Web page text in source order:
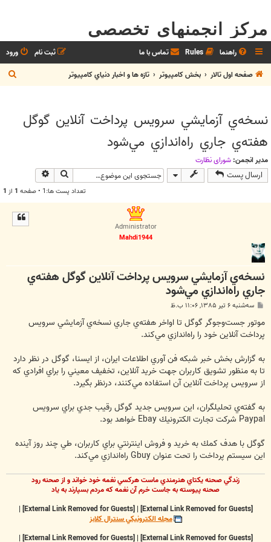
مرکز انجمنهای تخصصی
راهنما Rules تماس با ما ورود
ثبت نام
صفحه اول تالار
بخش كامپيوتر تازه ها و اخبار دنياي کامپيوتر
س
نسخه‌ي آزمايشي سرويس پرداخت آنلاين گوگل
هفته‌ي جاري راه‌اندازي مي‌شود
مدیر انجمن: شوراي نظارت
ارسال پست جستجو
تعداد پست ها:1 • صفحه 1 از 1
Administrator
Mahdi1944
نسخه‌ي آزمايشي سرويس پرداخت آنلاين گوگل هفته‌ي
جاري راه‌اندازي مي‌شود
ت
سه‌شنبه ۶ تیر ۱۳۸۵, ۱۱:۰۶ ب.ظ
موتور جست‌وجوگر گوگل تا اواخر هفته‌ي جاري نسخه‌ي آزمايشي سرويس
پرداخت آنلاين خود را راه‌اندازي مي‌كند.
به گزارش بخش خبر شبكه فن آوري اطلاعات ايران، از ایسنا، گوگل در نظر دارد
تا به منظور تشويق كاربران جهت خريد آنلاين، تخفيف معيني را براي افرادي كه
از سرويس پرداخت آنلاين آن استفاده مي‌كنند، درنظر بگيرد.
به گفته‌ي تحليلگران، اين سرويس جديد گوگل رقيب جدي براي سرويس
Paypal شركت تجارت الكترونيك Ebay خواهد بود.
گوگل با هدف كمك به خريد و فروش اينترنتي براي كاربران، طي چند روز آينده
اين سيستم پرداخت را تحت عنوان Gbuy راه‌اندازي مي‌كند.
زندگي صحنه يکتاي هنرمندي ماست هرکسي نغمه خود خواند و از صحنه رود
صحنه پيوسته به جاست خرم آن نغمه که مردم بسپارند به ياد
[External Link Removed for Guests]
|
[External Link Removed for Guests]
|
مجله الکترونيکي سنترال کلابز
[External Link Removed for Guests]
|
[External Link Removed for Guests]
|